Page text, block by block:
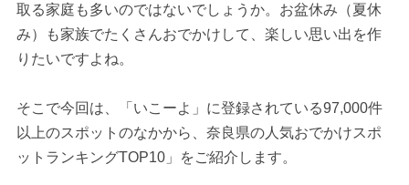
取る家庭も多いのではないでしょうか。お盆休み（夏休
み）も家族でたくさんおでかけして、楽しい思い出を作
りたいですよね。
そこで今回は、「いこーよ」に登録されている97,000件
以上のスポットのなかから、奈良県の人気おでかけスポ
ットランキングTOP10」をご紹介します。